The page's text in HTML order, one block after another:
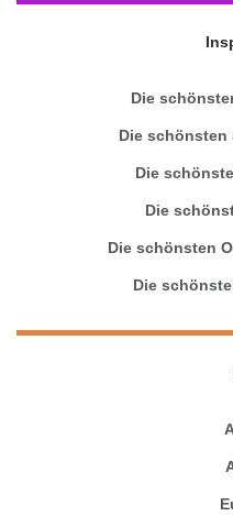
Die
Die schönsten
Die
Die
Die schönsten
Die